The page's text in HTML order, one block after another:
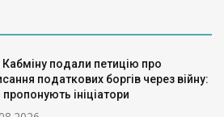
подали петицію про
податкових боргів через війну:
ініціатори